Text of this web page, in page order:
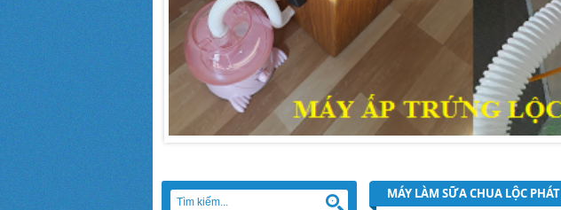
MÁY LÀM SỮA CHUA LỘC PHÁT